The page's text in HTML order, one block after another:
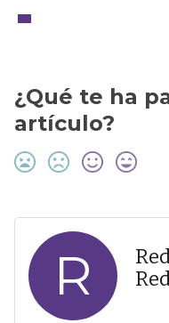
¿Qué te ha
artículo?
R